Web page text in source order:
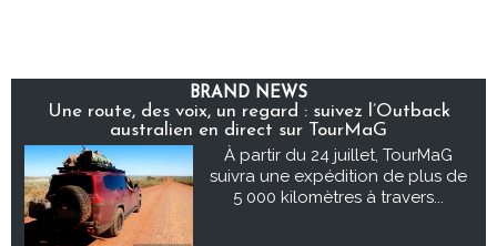
BRAND NEWS
Une route, des voix, un regard : suivez l’Outback
australien en direct sur TourMaG
À partir du 24 juillet, TourMaG
suivra une expédition de plus de
5 000 kilomètres à travers...